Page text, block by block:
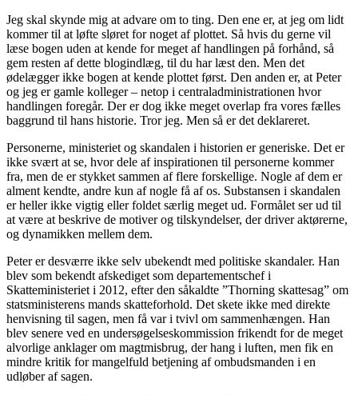
Jeg skal skynde mig at advare om to ting. Den ene er, at jeg om lidt
kommer til at løfte sløret for noget af plottet. Så hvis du gerne vil
læse bogen uden at kende for meget af handlingen på forhånd, så
gem resten af dette blogindlæg, til du har læst den. Men det
ødelægger ikke bogen at kende plottet først. Den anden er, at Peter
og jeg er gamle kolleger – netop i centraladministrationen hvor
handlingen foregår. Der er dog ikke meget overlap fra vores fælles
baggrund til hans historie. Tror jeg. Men så er det deklareret.
Personerne, ministeriet og skandalen i historien er generiske. Det er
ikke svært at se, hvor dele af inspirationen til personerne kommer
fra, men de er stykket sammen af flere forskellige. Nogle af dem er
alment kendte, andre kun af nogle få af os. Substansen i skandalen
er heller ikke vigtig eller foldet særlig meget ud. Formålet ser ud til
at være at beskrive de motiver og tilskyndelser, der driver aktørerne,
og dynamikken mellem dem.
Peter er desværre ikke selv ubekendt med politiske skandaler. Han
blev som bekendt afskediget som departementschef i
Skatteministeriet i 2012, efter den såkaldte ”Thorning skattesag” om
statsministerens mands skatteforhold. Det skete ikke med direkte
henvisning til sagen, men få var i tvivl om sammenhængen. Han
blev senere ved en undersøgelseskommission frikendt for de meget
alvorlige anklager om magtmisbrug, der hang i luften, men fik en
mindre kritik for mangelfuld betjening af ombudsmanden i en
udløber af sagen.